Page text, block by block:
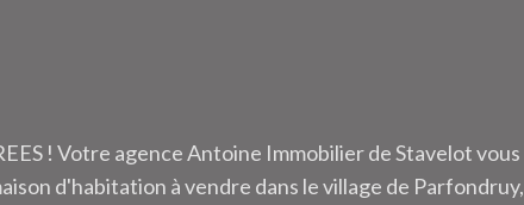
! Votre agence Antoine Immobilier de Stavelot vous
d'habitation à vendre dans le village de Parfondruy,